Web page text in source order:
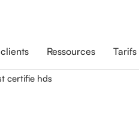
Ressources Tarifs
certifie hds